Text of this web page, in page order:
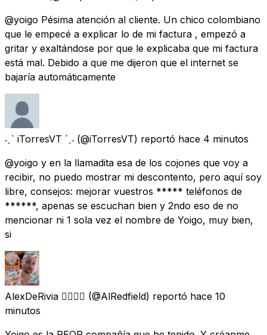
@yoigo Pésima atención al cliente. Un chico colombiano
que le empecé a explicar lo de mi factura , empezó a
gritar y exaltándose por que le explicaba que mi factura
está mal. Debido a que me dijeron que el internet se
bajaría automáticamente
˗ˏˋ iTorresVT ´ˎ˗ (@iTorresVT) reportó hace 4 minutos
@yoigo y en la llamadita esa de los cojones que voy a
recibir, no puedo mostrar mi descontento, pero aquí soy
libre, consejos: mejorar vuestros ***** teléfonos de
******, apenas se escuchan bien y 2ndo eso de no
mencionar ni 1 sola vez el nombre de Yoigo, muy bien,
si
AlexDeRivia 🏳️‍🌈🇮🇨 (@AlRedfield) reportó hace 10
minutos